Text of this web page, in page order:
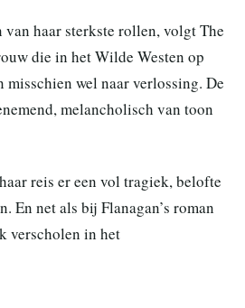
haar sterkste rollen, volgt The
die in het Wilde Westen op
misschien wel naar verlossing. De
melancholisch van toon
reis er een vol tragiek, belofte
En net als bij Flanagan’s roman
verscholen in het